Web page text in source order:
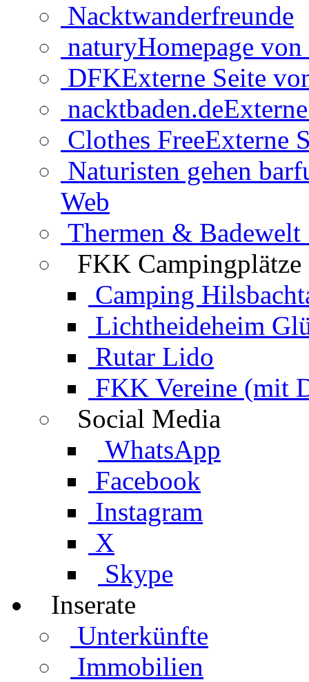
Nacktwanderfreunde
naturyHomepage
DFKExterne Seite
nacktbaden.de
Clothes FreeExterne
Naturisten gehen
Web
Thermen & Badewelt
FKK Campingplätze
Camping
Lichtheideheim
Rutar Lido
FKK Vereine (mit
Social Media
WhatsApp
Facebook
Instagram
X
Skype
Inserate
Unterkünfte
Immobilien